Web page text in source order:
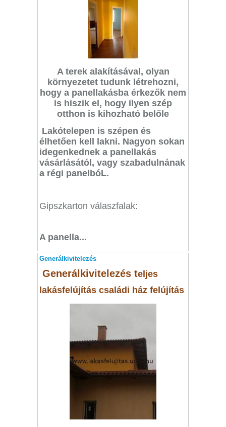
A terek alakításával, olyan
környezetet tudunk létrehozni,
hogy a panellakásba érkezők nem
is hiszik el, hogy ilyen szép
otthon is kihozható belőle
Lakótelepen is szépen és
élhetően kell lakni. Nagyon sokan
idegenkednek a panellakás
vásárlásától, vagy szabadulnának
a régi panelbóL.
Gipszkarton válaszfalak:
A panella...
Generálkivitelezés
Generálkivitelezés teljes
lakásfelújítás családi ház felújítás